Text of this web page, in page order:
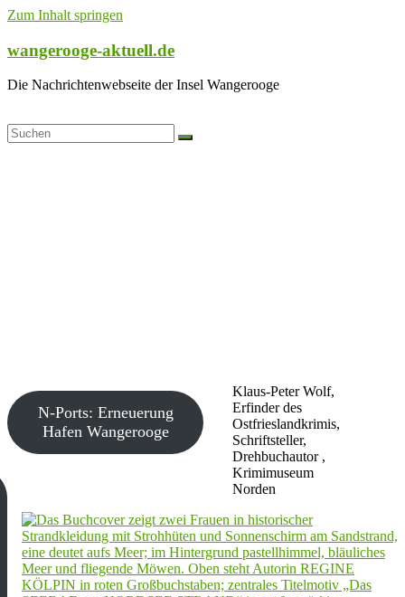
Zum Inhalt springen
wangerooge-aktuell.de
Die Nachrichtenwebseite der Insel Wangerooge
Klaus-Peter Wolf,
Erfinder des
Ostfrieslandkrimis,
Schriftsteller,
Drehbuchautor ,
Krimimuseum
Norden
N-Ports: Erneuerung
Hafen Wangerooge